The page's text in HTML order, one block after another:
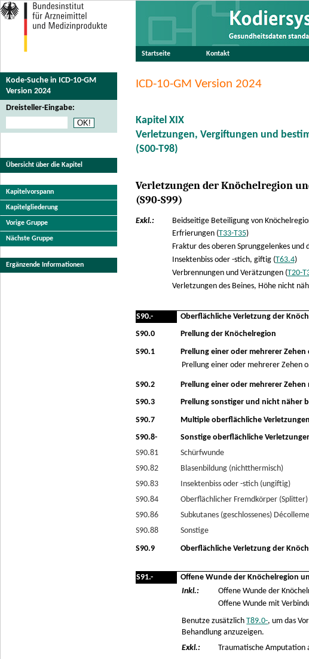
Startseite Kontakt
Kode-Suche in ICD-10-GM
Version 2024
Dreisteller-Eingabe:
Übersicht über die Kapitel
Kapitelvorspann
Kapitelgliederung
Vorige Gruppe
Nächste Gruppe
Ergänzende Informationen
ICD-10-GM Version 2024
Kapitel XIX
Verletzungen, Vergiftungen und
(S00-T98)
Verletzungen der Knöchelregion
(S90-S99)
Exkl.: Beidseitige Beteiligung von
Erfrierungen (T33-T35)
Fraktur des oberen Sprunggelenkes und
Insektenbiss oder -stich, giftig (T63.4)
Verbrennungen und Verätzungen (T20-
Verletzungen des Beines, Höhe nicht
S90.-
Oberflächliche Verletzung der
S90.0
Prellung der Knöchelregion
S90.1
Prellung einer oder mehrerer Zehen
Prellung einer oder mehrerer Zehen
S90.2
Prellung einer oder mehrerer Zehen
S90.3
Prellung sonstiger und nicht näher
S90.7
Multiple oberflächliche
S90.8-
Sonstige oberflächliche
S90.81
Schürfwunde
S90.82
Blasenbildung (nichtthermisch)
S90.83
Insektenbiss oder -stich (ungiftig)
S90.84
Oberflächlicher Fremdkörper (Splitter)
S90.86
Subkutanes (geschlossenes)
S90.88
Sonstige
S90.9
Oberflächliche Verletzung der
S91.-
Offene Wunde der Knöchelregion
Inkl.:
Offene Wunde der
Offene Wunde mit
Benutze zusätzlichT89.0-, um das
Behandlung anzuzeigen.
Exkl.:
Traumatische Amputation